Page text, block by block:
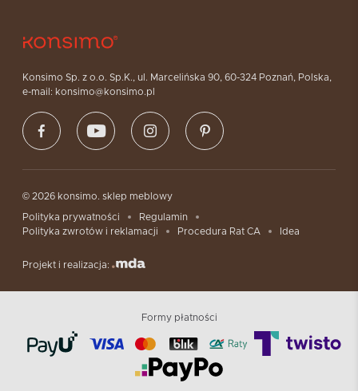
Konsimo Sp. z o.o. Sp.K., ul. Marcelińska 90, 60-324 Poznań, Polska,
e-mail: konsimo@konsimo.pl
© 2026 konsimo. sklep meblowy
Polityka prywatności
Regulamin
Polityka zwrotów i reklamacji
Procedura Rat CA Idea
Projekt i realizacja:
Formy płatności